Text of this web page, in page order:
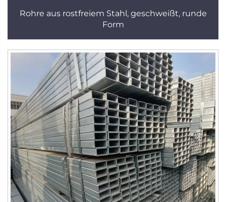
Rohre aus rostfreiem Stahl, geschweißt, runde
Form